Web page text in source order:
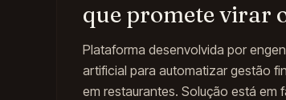
que promete virar
Plataforma desenvolvida por
artificial para automatizar gestão
em restaurantes. Solução está em